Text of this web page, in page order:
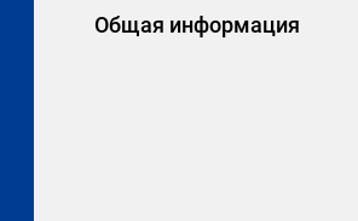
Общая информация